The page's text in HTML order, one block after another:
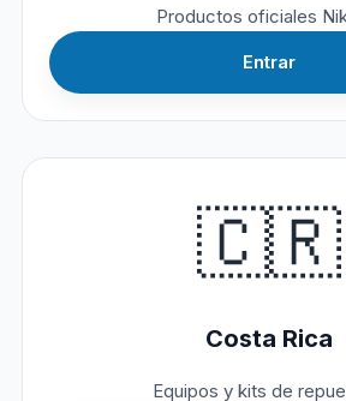
Productos oficiales
Entrar
🇨🇷
Costa Rica
Equipos y kits de